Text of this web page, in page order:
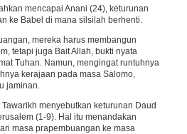
mencapai Anani (24), keturunan
ke Babel di mana silsilah berhenti.
mereka harus membangun
tetapi juga Bait Allah, bukti nyata
Tuhan. Namun, mengingat runtuhnya
kerajaan pada masa Salomo,
jaminan.
menyebutkan keturunan Daud
(1-9). Hal itu menandakan
masa prapembuangan ke masa